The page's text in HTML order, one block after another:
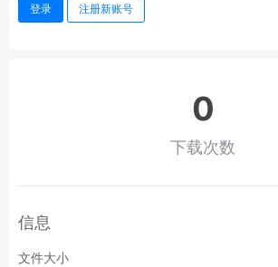
登录 注册新账号
0
下载次数
信息
文件大小